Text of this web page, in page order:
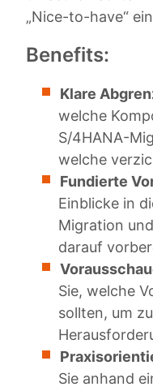
„Nice-to-have“
Benefits:
Klare
welche
S/4HANA-
welche
Fundierte
Einblicke in
Migration
darauf
Sie, welche
sollten, um
Sie anhand